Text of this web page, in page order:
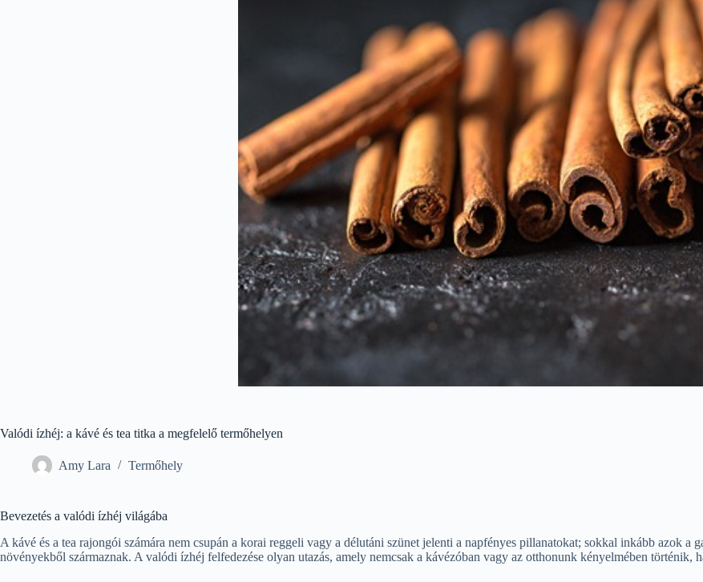
Valódi ízhéj: a kávé és tea titka a megfelelő termőhelyen
Amy Lara Termőhely
Bevezetés a valódi ízhéj világába
A kávé és a tea rajongói számára nem csupán a korai reggeli vagy a délutáni szünet jelenti a napfényes pillanatokat; sokkal inkább azok a
növényekből származnak. A valódi ízhéj felfedezése olyan utazás, amely nemcsak a kávézóban vagy az otthonunk kényelmében történik,